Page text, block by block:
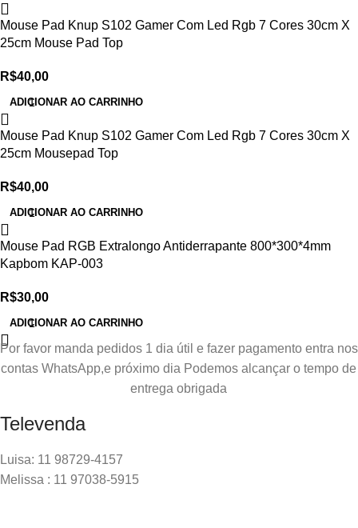
Mouse Pad Knup S102 Gamer Com Led Rgb 7 Cores 30cm X
25cm Mouse Pad Top
R$40,00
ADICIONAR AO CARRINHO
Mouse Pad Knup S102 Gamer Com Led Rgb 7 Cores 30cm X
25cm Mousepad Top
R$40,00
ADICIONAR AO CARRINHO
Mouse Pad RGB Extralongo Antiderrapante 800*300*4mm
Kapbom KAP-003
R$30,00
ADICIONAR AO CARRINHO
Por favor manda pedidos 1 dia útil e fazer pagamento entra nos
contas WhatsApp,e próximo dia Podemos alcançar o tempo de
entrega obrigada
Televenda
Luisa: 11 98729-4157
Melissa : 11 97038-5915